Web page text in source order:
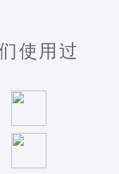
使用过